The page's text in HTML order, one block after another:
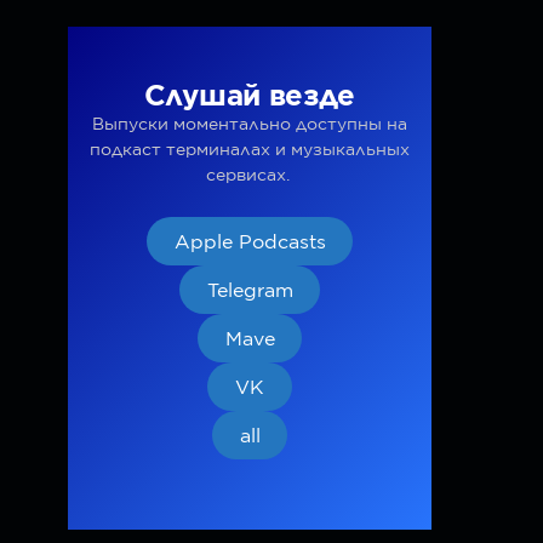
Слушай везде
Выпуски моментально доступны на
подкаст терминалах и музыкальных
сервисах.
Apple Podcasts
Telegram
Mave
VK
all